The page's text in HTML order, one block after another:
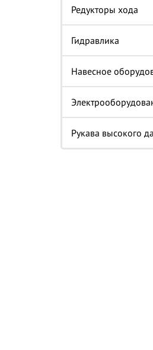
Редукторы хода
Гидравлика
Навесное
Рукава высокого